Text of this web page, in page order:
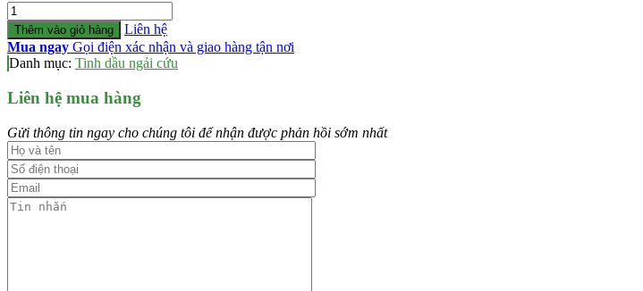
4.900.000 ₫.là:
3.000.000 ₫.
Số
lượng
Thêm vào giỏ hàng
Liên hệ
Mua ngay Gọi điện xác nhận và giao hàng tận nơi
Danh mục: Tinh dầu ngải cứu
Liên hệ mua hàng
Gửi thông tin ngay cho chúng tôi để nhận được phản hồi sớm nhất